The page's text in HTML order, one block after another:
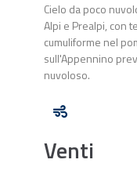
Cielo da poco
Alpi e Prealpi, con
cumuliforme nel
sull'Appennino
nuvoloso.
Venti